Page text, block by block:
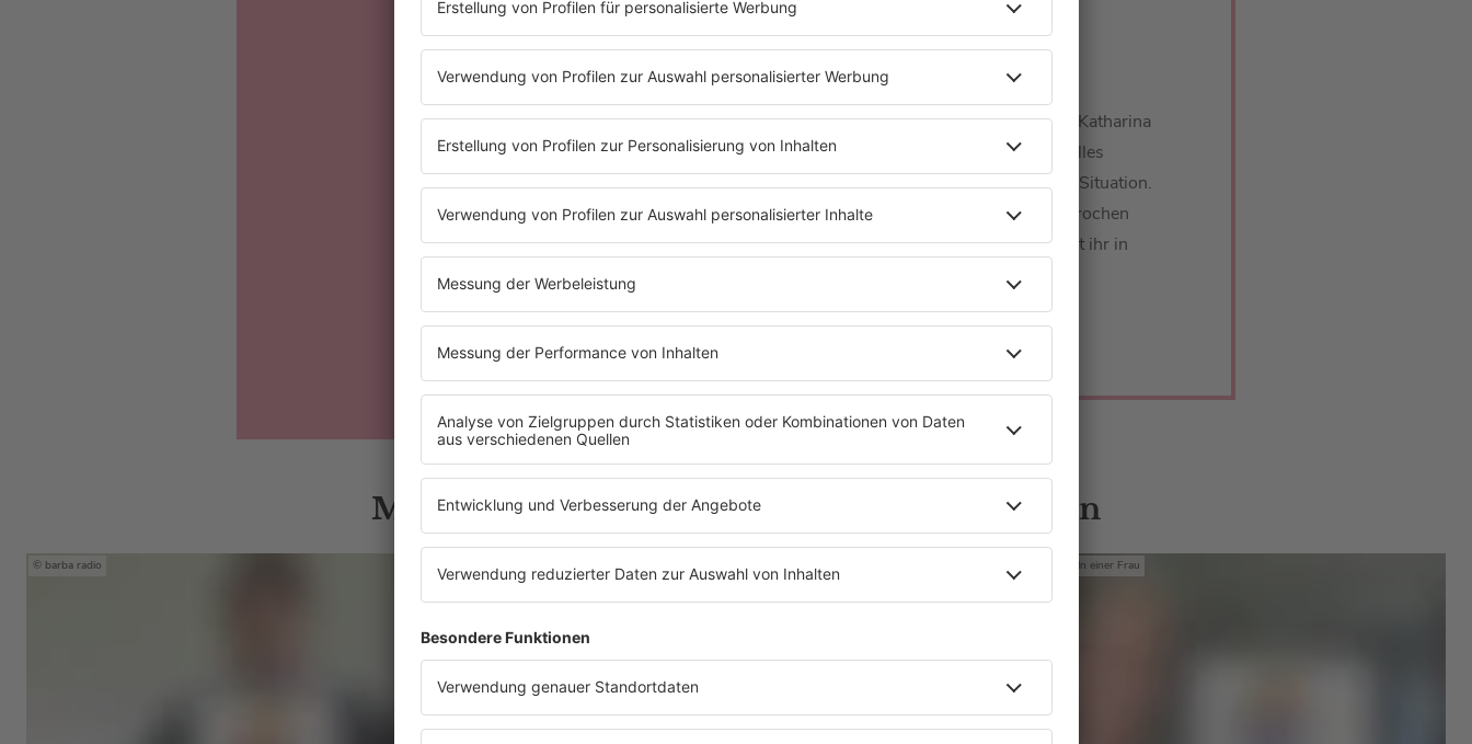
Folge 278 | 11.03.2024 | 54:30
KATHARINA THALBACH
Drogen, Einstein und Shakespeare - Was hat das mit Katharina
Thalbach zu tun? Sie spricht außerdem über ihr aktuelles
Theaterstück, schöne Hotels und ihre derzeitige WG-Situation.
Worüber Katharina Thalbach mit Angela Merkel gesprochen
hat und wie sie am liebsten Rinderhirn zubereitet, hört ihr in
Mehr News zu Barbara Schönebergers Gästen
barba radio Mit den Waffeln einer Frau Mit den Waffeln einer Frau